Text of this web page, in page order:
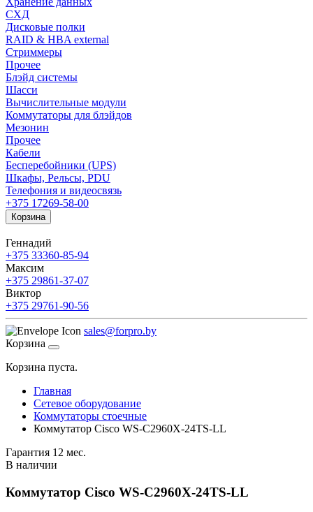
СХД
Дисковые полки
RAID & HBA external
Стриммеры
Прочее
Блэйд системы
Шасси
Вычислительные модули
Коммутаторы для блэйдов
Мезонин
Прочее
Кабели
Бесперебойники (UPS)
Шкафы, Рельсы, PDU
Телефония и видеосвязь
+375 17269-58-00
Корзина
Геннадий
+375 33360-85-94
Максим
+375 29861-37-07
Виктор
+375 29761-90-56
sales@forpro.by
Корзина
Корзина пуста.
Главная
Сетевое оборудование
Коммутаторы стоечные
Коммутатор Cisco WS-C2960X-24TS-LL
Гарантия 12 мес.
В наличии
Коммутатор Cisco WS-C2960X-24TS-LL